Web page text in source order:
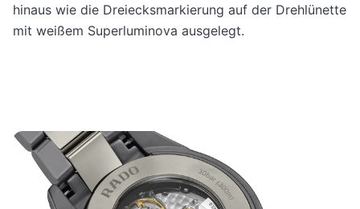
hinaus wie die Dreiecksmarkierung auf der Drehlünette
mit weißem Superluminova ausgelegt.